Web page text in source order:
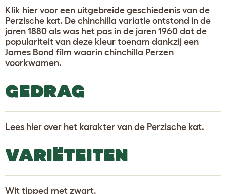
Klik hier voor een uitgebreide geschiedenis van de
Perzische kat. De chinchilla variatie ontstond in de
jaren 1880 als was het pas in de jaren 1960 dat de
populariteit van deze kleur toenam dankzij een
James Bond film waarin chinchilla Perzen
voorkwamen.
GEDRAG
Lees hier over het karakter van de Perzische kat.
VARIËTEITEN
Wit tipped met zwart.